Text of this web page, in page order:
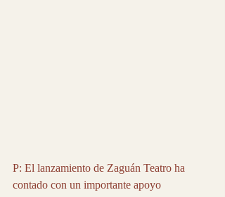
P: El lanzamiento de Zaguán Teatro ha
contado con un importante apoyo